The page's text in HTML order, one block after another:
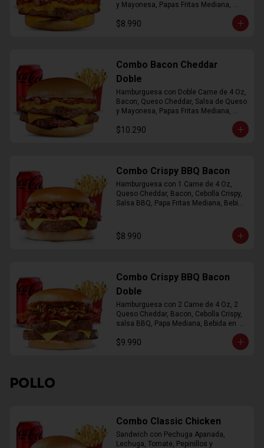
y Mayonesa, Papas Fritas Mediana,
$8.990
Combo Bacon Cheddar
Doble
Hamburguesa con Doble Carne de 4 Oz,
Bacon, Queso Cheddar, Salsa de Queso
y Mayonesa, Papas Fritas Mediana,
$10.290
Combo Crispy BBQ Bacon
Hamburguesa con 1 Carne de 4 Oz,
Queso Cheddar, Bacon, Cebolla Crispy,
Salsa BBQ, Papa Fritas Mediana, Bebida
$8.990
Combo Crispy BBQ Bacon
Doble
Hamburguesa con 2 Carne de 4 Oz, 2
Queso Cheddar, Bacon, Cebolla Crispy,
salsa BBQ, Papa Mediana, Bebida en
$9.990
POLLO
Combo Classic Chicken
Sandwich con Pechuga Apanada,
Lechuga, Tomate, Pepinillos y